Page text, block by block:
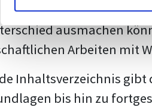
mehr für dich
ausmachen
Arbeiten mit
Inhaltsverzeichnis
bis hin zu